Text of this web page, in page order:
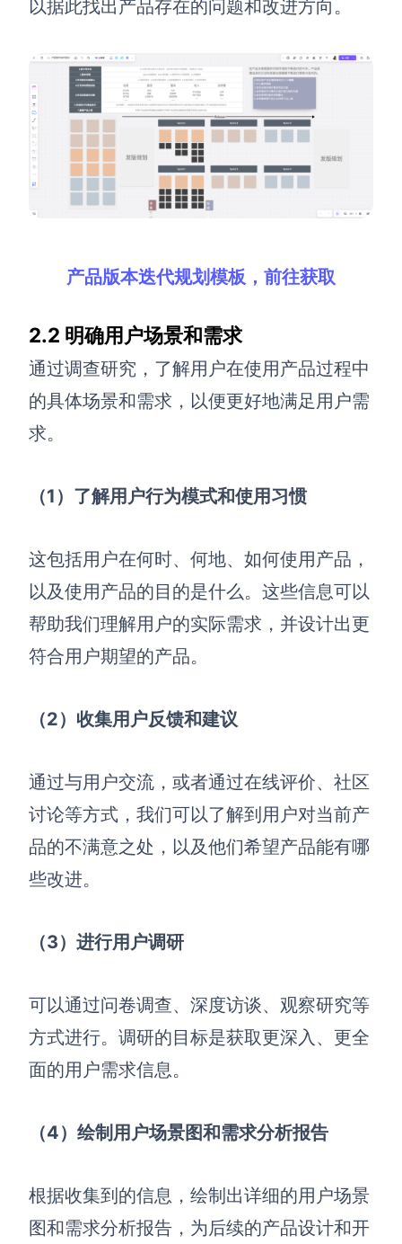
以据此找出产品存在的问题和改进方向。
产品版本迭代规划模板，前往获取
2.2 明确用户场景和需求
通过调查研究，了解用户在使用产品过程中
的具体场景和需求，以便更好地满足用户需
求。
（1）了解用户行为模式和使用习惯
这包括用户在何时、何地、如何使用产品，
以及使用产品的目的是什么。这些信息可以
帮助我们理解用户的实际需求，并设计出更
符合用户期望的产品。
（2）收集用户反馈和建议
通过与用户交流，或者通过在线评价、社区
讨论等方式，我们可以了解到用户对当前产
品的不满意之处，以及他们希望产品能有哪
些改进。
（3）进行用户调研
可以通过问卷调查、深度访谈、观察研究等
方式进行。调研的目标是获取更深入、更全
面的用户需求信息。
（4）绘制用户场景图和需求分析报告
根据收集到的信息，绘制出详细的用户场景
图和需求分析报告，为后续的产品设计和开